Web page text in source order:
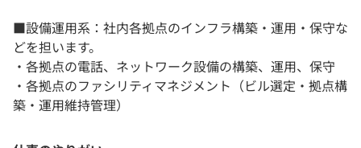
■設備運用系：社内各拠点のインフラ構築・運用・保守な
どを担います。
・各拠点の電話、ネットワーク設備の構築、運用、保守
・各拠点のファシリティマネジメント（ビル選定・拠点構
築・運用維持管理）